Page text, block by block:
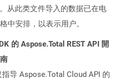
从此类文件导入的数据已在电
中安排，以表示用户。
的 Aspose.Total REST API 開
指导 Aspose.Total Cloud API 的